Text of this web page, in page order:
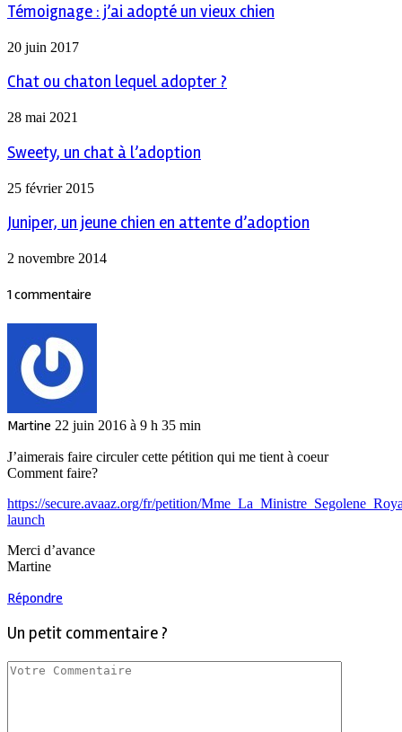
Témoignage : j’ai adopté un vieux chien
20 juin 2017
Chat ou chaton lequel adopter ?
28 mai 2021
Sweety, un chat à l’adoption
25 février 2015
Juniper, un jeune chien en attente d’adoption
2 novembre 2014
1 commentaire
Martine 22 juin 2016 à 9 h 35 min
J’aimerais faire circuler cette pétition qui me tient à coeur
Comment faire?
https://secure.avaaz.org/fr/petition/
launch
Merci d’avance
Martine
Répondre
Un petit commentaire ?